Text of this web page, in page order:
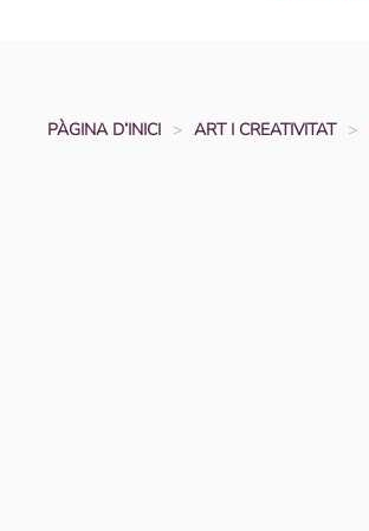
PÀGINA D’INICI ART I CREATIVITAT